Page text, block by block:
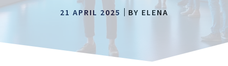
21 APRIL 2025 BY ELENA